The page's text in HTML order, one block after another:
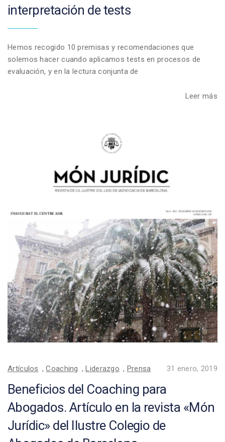
interpretación de tests
Hemos recogido 10 premisas y recomendaciones que
solemos hacer cuando aplicamos tests en procesos de
evaluación, y en la lectura conjunta de
Leer más
Artículos ,Coaching ,Liderazgo , Prensa 31 enero, 2019
Beneficios del Coaching para
Abogados. Artículo en la revista «Món
Jurídic» del Ilustre Colegio de